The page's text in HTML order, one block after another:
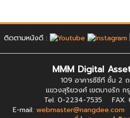
ติดตามหนังดี :
MMM Digital
109 อาคารซีซีที ชั้น 2
แขวงสุริยวงศ์ เขตบางรัก ก
Tel. 0-2234-7535 FAX.
E-mail: webmaster@nangdee.com